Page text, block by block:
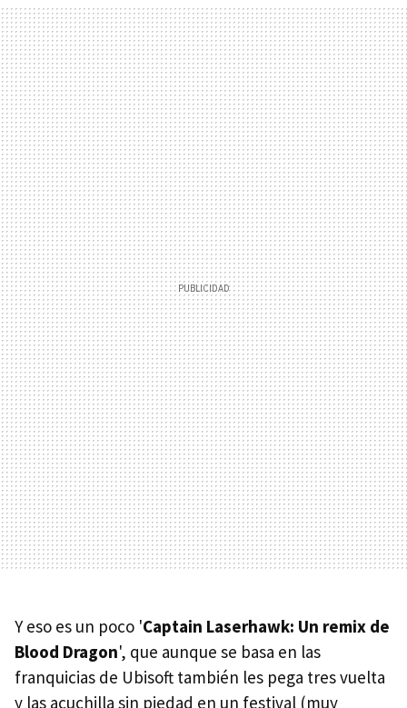
Y eso es un poco 'Captain Laserhawk: Un remix de
Blood Dragon', que aunque se basa en las
franquicias de Ubisoft también les pega tres vuelta
y las acuchilla sin piedad en un festival (muy